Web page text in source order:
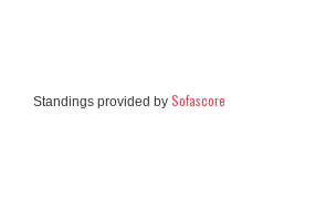
Standings provided by Sofascore